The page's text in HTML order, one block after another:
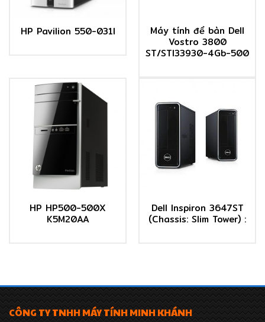
HP Pavilion 550-031l
Máy tính để bàn Dell
Vostro 3800
ST/STI33930-4Gb-500
HP HP500-500X
K5M20AA
Dell Inspiron 3647ST
(Chassis: Slim Tower) :
CÔNG TY TNHH MÁY TÍNH MINH KHÁNH